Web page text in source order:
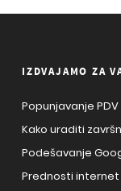
IZDVAJAMO ZA
Popunjavanje
Kako uraditi
Podešavanje
Prednosti